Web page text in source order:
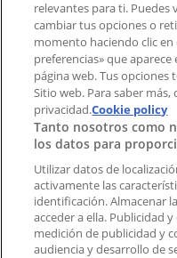
Índices
Marcas
Negocios
Negocios cercanos
Productos
Ciudades
Descargar la APP
relevantes para ti. Puedes
cambiar tus opciones o
momento haciendo clic en
preferencias» que
página web. Tus
Sitio web. Para saber
privacidad.Cookie policy
Tanto nosotros como
los datos para
Utilizar datos de
activamente las
identificación. Almacenar
acceder a ella. Publicidad
medición de publicidad y
audiencia y desarrollo de